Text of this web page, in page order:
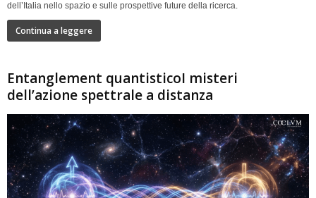
dell’Italia nello spazio e sulle prospettive future della ricerca.
Continua a leggere
Entanglement quantisticoI misteri
dell’azione spettrale a distanza